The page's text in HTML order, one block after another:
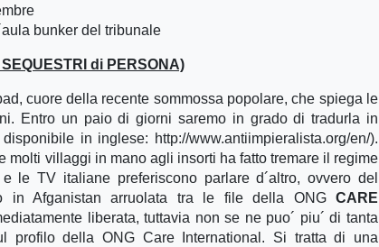
bunker del tribunale
di PERSONA)
cuore della recente sommossa popolare, che spiega le
Entro un paio di giorni saremo in grado di tradurla in
in inglese: http://www.antiimpieralista.org/en/).
molti villaggi in mano agli insorti ha fatto tremare il regime
le TV italiane preferiscono parlare d´altro, ovvero del
in Afganistan arruolata tra le file della ONG CARE
liberata, tuttavia non se ne puo´ piu´ di tanta
profilo della ONG Care International. Si tratta di una